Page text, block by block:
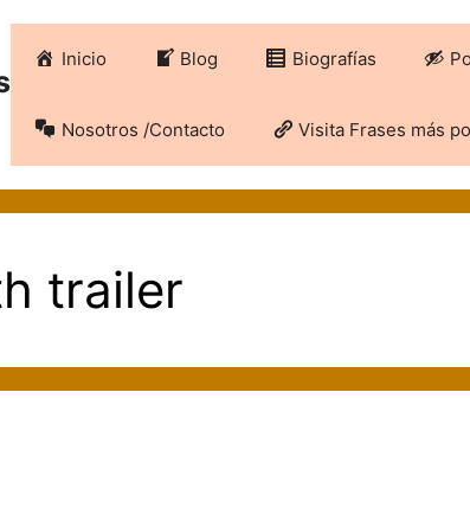
Inicio Blog Biografías
Nosotros /Contacto Visita Frases más
trailer